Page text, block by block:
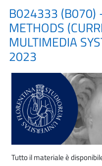
B024333 (B070)
METHODS
MULTIMEDIA
2023
Tutto il materiale è